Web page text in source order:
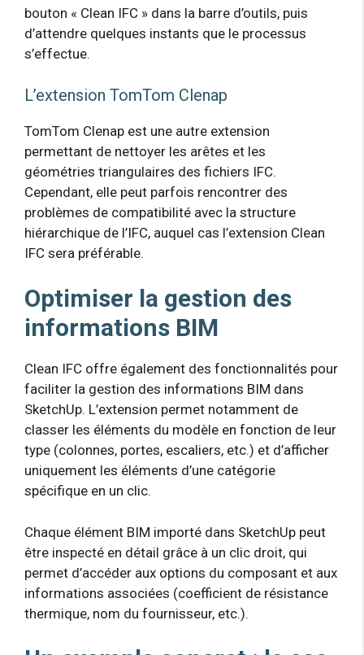
bouton « Clean IFC » dans la barre d’outils, puis
d’attendre quelques instants que le processus
s’effectue.
L’extension TomTom Clenap
TomTom Clenap est une autre extension
permettant de nettoyer les arêtes et les
géométries triangulaires des fichiers IFC.
Cependant, elle peut parfois rencontrer des
problèmes de compatibilité avec la structure
hiérarchique de l’IFC, auquel cas l’extension Clean
IFC sera préférable.
Optimiser la gestion des
informations BIM
Clean IFC offre également des fonctionnalités pour
faciliter la gestion des informations BIM dans
SketchUp. L’extension permet notamment de
classer les éléments du modèle en fonction de leur
type (colonnes, portes, escaliers, etc.) et d’afficher
uniquement les éléments d’une catégorie
spécifique en un clic.
Chaque élément BIM importé dans SketchUp peut
être inspecté en détail grâce à un clic droit, qui
permet d’accéder aux options du composant et aux
informations associées (coefficient de résistance
thermique, nom du fournisseur, etc.).